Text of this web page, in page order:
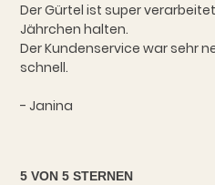
Der Gürtel ist super
Jährchen halten.
Der Kundenservice war sehr
schnell.
- Janina
5 VON 5 STERNEN